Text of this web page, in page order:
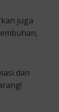
juga
dan